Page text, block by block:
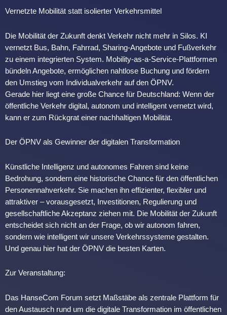
Vernetzte Mobilität statt isolierter Verkehrsmittel
Die Mobilität der Zukunft denkt Verkehr nicht mehr in Silos. KI
vernetzt Bus, Bahn, Fahrrad, Sharing-Angebote und Fußverkehr
zu einem integrierten System. Mobility-as-a-Service-Plattformen
bündeln Angebote, ermöglichen nahtlose Buchung und fördern
den Umstieg vom Individualverkehr auf den ÖPNV.
Gerade hier liegt eine große Chance für Deutschland: Wenn der
öffentliche Verkehr digital, autonom und intelligent vernetzt wird,
kann er zum Rückgrat einer nachhaltigen Mobilität.
Der ÖPNV als Gewinner der digitalen Transformation
Künstliche Intelligenz und autonomes Fahren sind keine
Bedrohung, sondern eine historische Chance für den öffentlichen
Personennahverkehr. Sie machen ihn effizienter, flexibler und
attraktiver – vorausgesetzt, Investitionen, Regulierung und
gesellschaftliche Akzeptanz ziehen mit. Die Mobilität der Zukunft
entscheidet sich nicht an der Frage, ob wir autonom fahren,
sondern wie intelligent wir unsere Verkehrssysteme gestalten.
Und genau hier hat der ÖPNV die besten Karten.
Zur Veranstaltung:
Das HanseCom Forum setzt Maßstäbe als zentrale Plattform für
den Austausch rund um die digitale Transformation im öffentlichen